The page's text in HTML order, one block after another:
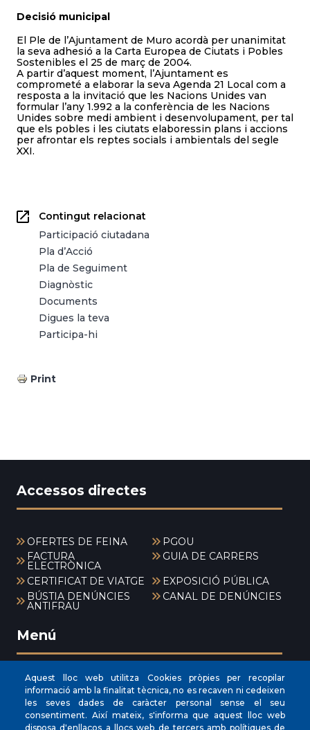
Decisió municipal
El Ple de l’Ajuntament de Muro acordà per unanimitat
la seva adhesió a la Carta Europea de Ciutats i Pobles
Sostenibles el 25 de març de 2004.
A partir d’aquest moment, l’Ajuntament es
comprometé a elaborar la seva Agenda 21 Local com a
resposta a la invitació que les Nacions Unides van
formular l’any 1.992 a la conferència de les Nacions
Unides sobre medi ambient i desenvolupament, per tal
que els pobles i les ciutats elaboressin plans i accions
per afrontar els reptes socials i ambientals del segle
XXI.
Contingut relacionat
Participació ciutadana
Pla d’Acció
Pla de Seguiment
Diagnòstic
Documents
Digues la teva
Participa-hi
Print
Accessos directes
OFERTES DE FEINA
PGOU
FACTURA
ELECTRÒNICA
GUIA DE CARRERS
CERTIFICAT DE VIATGE
EXPOSICIÓ PÚBLICA
BÚSTIA DENÚNCIES
ANTIFRAU
CANAL DE DENÚNCIES
Menú
INICI
AJUNTAMENT
Aquest lloc web utilitza Cookies pròpies per recopilar
informació amb la finalitat tècnica, no es recaven ni cedeixen
les seves dades de caràcter personal sense el seu
consentiment. Així mateix, s'informa que aquest lloc web
disposa d'enllaços a llocs web de tercers amb polítiques de